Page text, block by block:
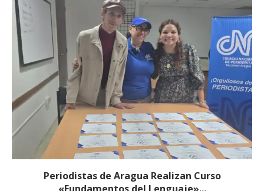
Periodistas de Aragua Realizan Curso